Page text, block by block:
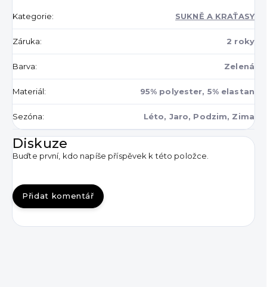
Kategorie: SUKNĚ A KRAŤASY
Záruka: 2 roky
Barva: Zelená
Materiál: 95% polyester, 5% elastan
Sezóna: Léto, Jaro, Podzim, Zima
Diskuze
Buďte první, kdo napíše příspěvek k této položce.
Přidat komentář